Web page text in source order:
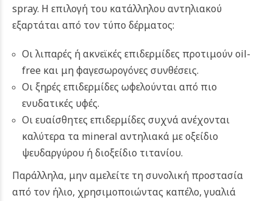
spray. Η επιλογή του κατάλληλου αντηλιακού
εξαρτάται από τον τύπο δέρματος:
Οι λιπαρές ή ακνεϊκές επιδερμίδες προτιμούν oil-
free και μη φαγεσωρογόνες συνθέσεις.
Οι ξηρές επιδερμίδες ωφελούνται από πιο
ενυδατικές υφές.
Οι ευαίσθητες επιδερμίδες συχνά ανέχονται
καλύτερα τα mineral αντηλιακά με οξείδιο
ψευδαργύρου ή διοξείδιο τιτανίου.
Παράλληλα, μην αμελείτε τη συνολική προστασία
από τον ήλιο, χρησιμοποιώντας καπέλο, γυαλιά